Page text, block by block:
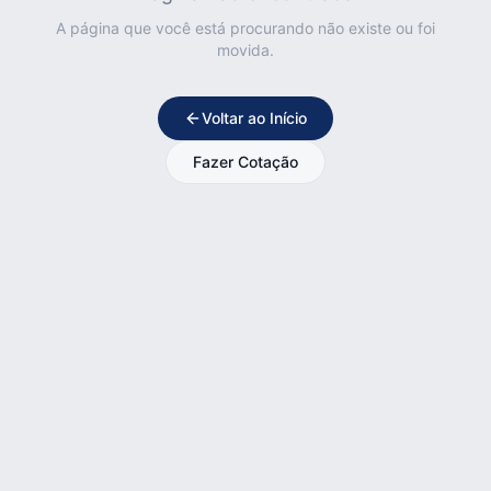
A página que você está procurando não existe ou foi
movida.
Voltar ao Início
Fazer Cotação